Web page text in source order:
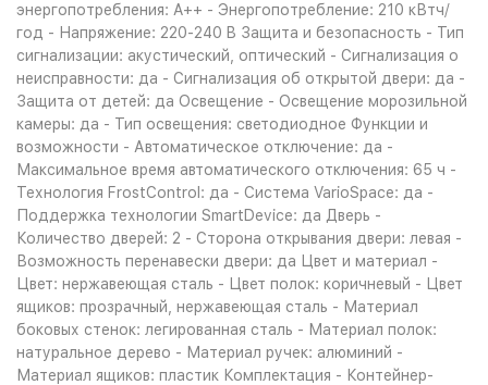
энергопотребления: A++ - Энергопотребление: 210 кВтч/
год - Напряжение: 220-240 B Защита и безопасность - Тип
сигнализации: акустический, оптический - Сигнализация о
неисправности: да - Сигнализация об открытой двери: да -
Защита от детей: да Освещение - Освещение морозильной
камеры: да - Тип освещения: светодиодное Функции и
возможности - Автоматическое отключение: да -
Максимальное время автоматического отключения: 65 ч -
Технология FrostControl: да - Система VarioSpace: да -
Поддержка технологии SmartDevice: да Дверь -
Количество дверей: 2 - Сторона открывания двери: левая -
Возможность перенавески двери: да Цвет и материал -
Цвет: нержавеющая сталь - Цвет полок: коричневый - Цвет
ящиков: прозрачный, нержавеющая сталь - Материал
боковых стенок: легированная сталь - Материал полок:
натуральное дерево - Материал ручек: алюминий -
Материал ящиков: пластик Комплектация - Контейнер-